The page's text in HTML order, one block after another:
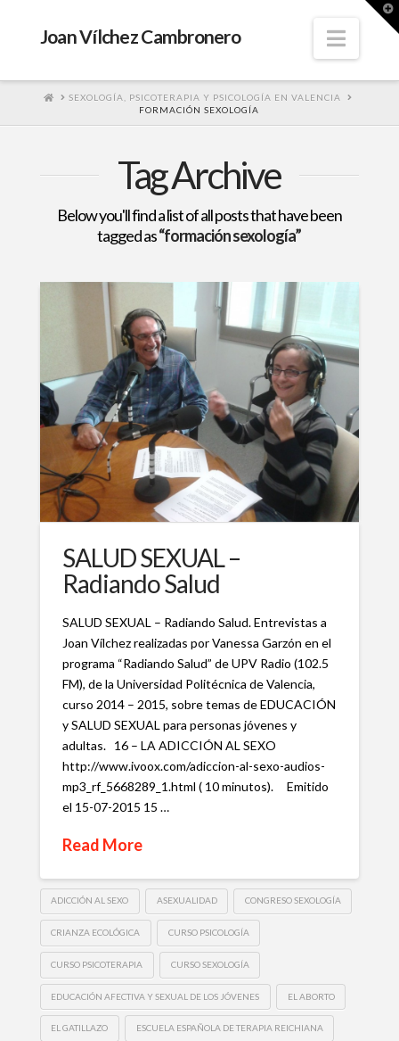
Joan Vílchez Cambronero
HOMESEXOLOGÍA, PSICOTERAPIA Y PSICOLOGÍA EN VALENCIA
FORMACIÓN SEXOLOGÍA
Tag Archive
Below you'll find a list of all posts that have been
tagged as“formación sexología”
SALUD SEXUAL –
Radiando Salud
SALUD SEXUAL – Radiando Salud. Entrevistas a
Joan Vílchez realizadas por Vanessa Garzón en el
programa “Radiando Salud” de UPV Radio (102.5
FM), de la Universidad Politécnica de Valencia,
curso 2014 – 2015, sobre temas de EDUCACIÓN
y SALUD SEXUAL para personas jóvenes y
adultas. 16 – LA ADICCIÓN AL SEXO
http://www.ivoox.com/adiccion-al-sexo-audios-
mp3_rf_5668289_1.html ( 10 minutos). Emitido
el 15-07-2015 15 …
Read More
ADICCIÓN AL SEXO ASEXUALIDAD CONGRESO SEXOLOGÍA
CRIANZA ECOLÓGICA CURSO PSICOLOGÍA
CURSO PSICOTERAPIA CURSO SEXOLOGÍA
EDUCACIÓN AFECTIVA Y SEXUAL DE LOS JÓVENES EL ABORTO
EL GATILLAZO ESCUELA ESPAÑOLA DE TERAPIA REICHIANA